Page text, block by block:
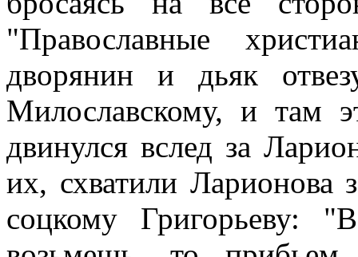
"Православные
дворянин и дьяк
Милославскому, и там
двинулся вслед за
их, схватили Ларионова
соцкому Григорьеву: